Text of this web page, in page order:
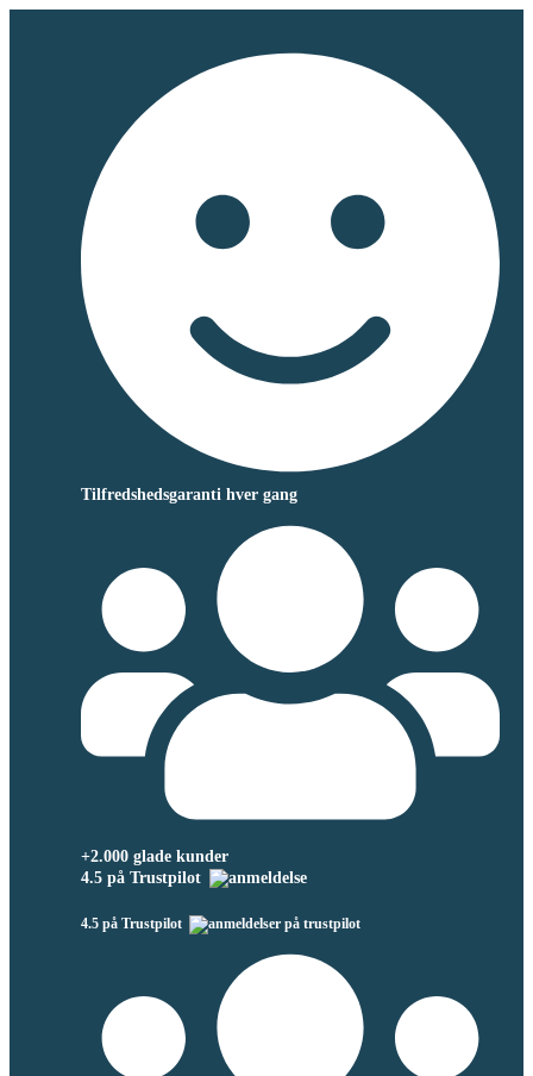
Tilfredshedsgaranti hver gang
+2.000 glade kunder
4.5 på Trustpilot
4.5 på Trustpilot